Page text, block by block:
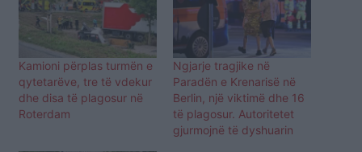
Kamioni përplas turmën e
qytetarëve, tre të vdekur
dhe disa të plagosur në
Roterdam
Ngjarje tragjike në
Paradën e Krenarisë në
Berlin, një viktimë dhe 16
të plagosur. Autoritetet
gjurmojnë të dyshuarin